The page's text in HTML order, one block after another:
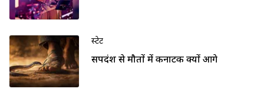
स्टेट
सर्पदंश से मौतों में कर्नाटक क्यों आगे